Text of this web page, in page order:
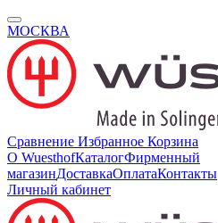
МОСКВА
Сравнение Избранное Корзина
О WuesthofКаталогФирменный
магазинДоставкаОплатаКонтакты
Личный кабинет